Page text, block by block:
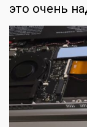
это очень